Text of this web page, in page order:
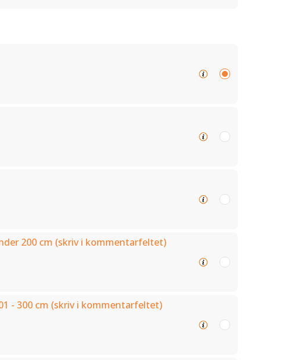
200 cm (skriv i kommentarfeltet)
- 300 cm (skriv i kommentarfeltet)